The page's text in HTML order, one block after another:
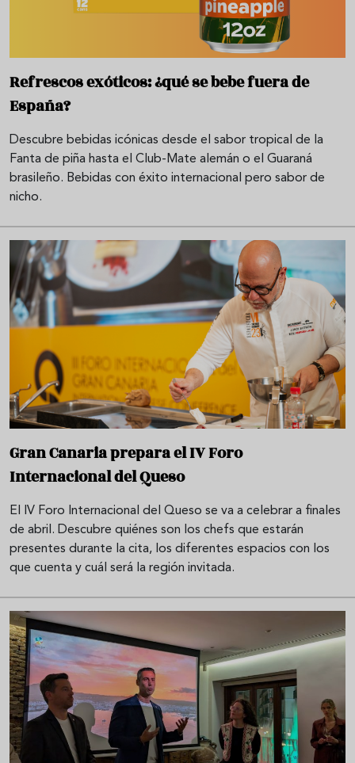
Refrescos exóticos: ¿qué se bebe fuera de
España?
Descubre bebidas icónicas desde el sabor tropical de la
Fanta de piña hasta el Club-Mate alemán o el Guaraná
brasileño. Bebidas con éxito internacional pero sabor de
nicho.
Gran Canaria prepara el IV Foro
Internacional del Queso
El IV Foro Internacional del Queso se va a celebrar a finales
de abril. Descubre quiénes son los chefs que estarán
presentes durante la cita, los diferentes espacios con los
que cuenta y cuál será la región invitada.